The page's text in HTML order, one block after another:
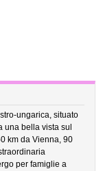
ungarica, situato
una bella vista sul
km da Vienna, 90
per famiglie a